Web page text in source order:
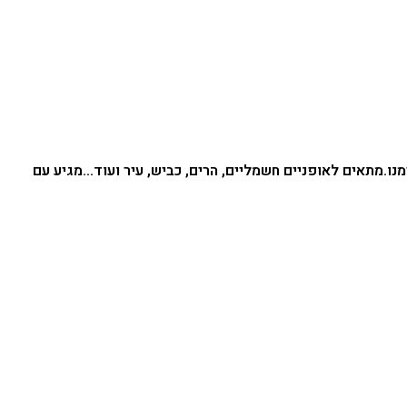
מתאים לאופניים חשמליים, הרים, כביש, עיר ועוד…מגיע עם